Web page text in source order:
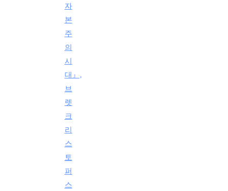
자
본
주
의
시
대』,
브
렛
크
리
스
토
퍼
스